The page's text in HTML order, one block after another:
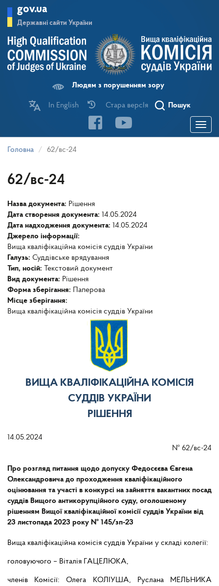
основного
матеріалу
gov.ua
Державні сайти України
Людям з порушенням зору
In English Стара версІя Пошук
Toggle
Головна 62/вс-24
62/вс-24
Назва документа: Рішення
Дата створення документа: 14.05.2024
Дата надходження документа: 14.05.2024
Джерело інформації:
Вища кваліфікаційна комісія суддів України
Галузь: Суддівське врядування
Тип, носій:
Текстовий документ
Вид документа: Рішення
Форма зберігання:
Паперова
Місце зберігання:
Вища кваліфікаційна комісія суддів України
ВИЩА КВАЛІФІКАЦІЙНА КОМІСІЯ
СУДДІВ УКРАЇНИ
РІШЕННЯ
14.05.2024
№ 62/вс-24
Про розгляд питання щодо допуску Федосєєва Євгена
Олександровича до проходження кваліфікаційного
оцінювання та участі в конкурсі на зайняття вакантних посад
суддів Вищого антикорупційного суду, оголошеному
рішенням Вищої кваліфікаційної комісії суддів України від
23 листопада 2023 року № 145/зп-23
Вища кваліфікаційна комісія суддів України у складі колегії:
головуючого – Віталія ГАЦЕЛЮКА,
членів Комісії: Олега КОЛІУША, Руслана МЕЛЬНИКА